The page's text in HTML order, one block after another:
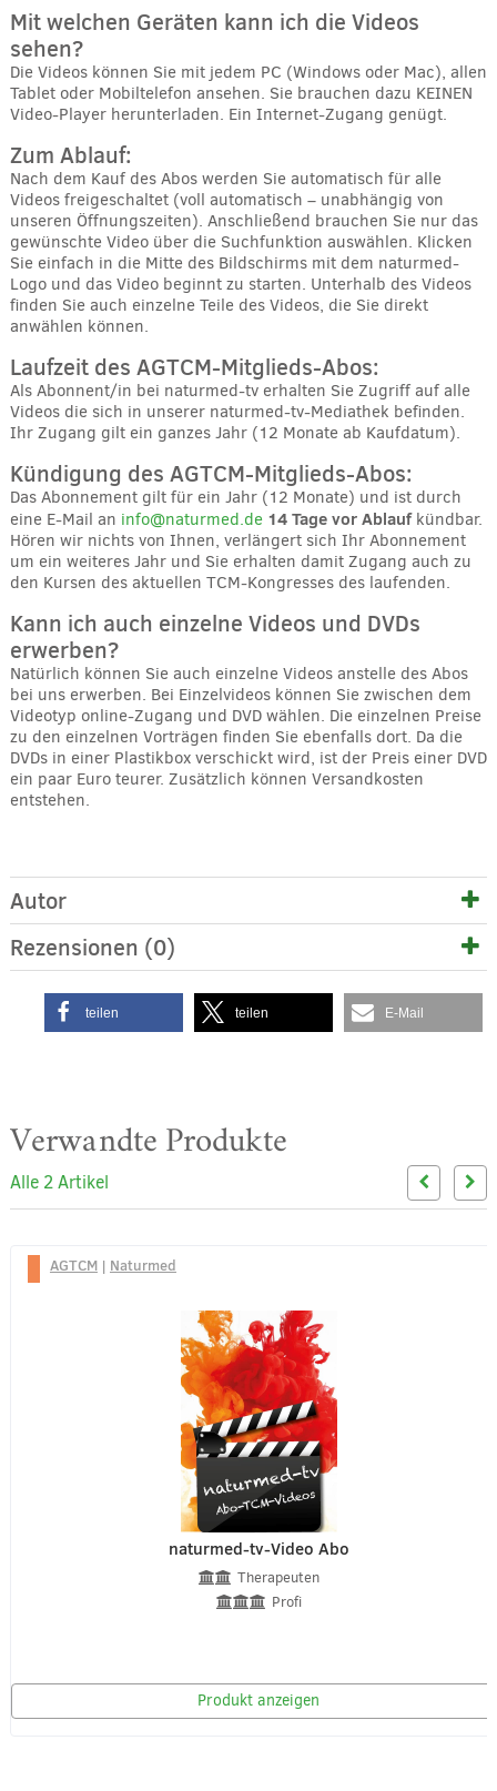
Mit welchen Geräten kann ich die Videos
sehen?
Die Videos können Sie mit jedem PC (Windows oder Mac), allen
Tablet oder Mobiltelefon ansehen. Sie brauchen dazu KEINEN
Video-Player herunterladen. Ein Internet-Zugang genügt.
Zum Ablauf:
Nach dem Kauf des Abos werden Sie automatisch für alle
Videos freigeschaltet (voll automatisch – unabhängig von
unseren Öffnungszeiten). Anschließend brauchen Sie nur das
gewünschte Video über die Suchfunktion auswählen. Klicken
Sie einfach in die Mitte des Bildschirms mit dem naturmed-
Logo und das Video beginnt zu starten. Unterhalb des Videos
finden Sie auch einzelne Teile des Videos, die Sie direkt
anwählen können.
Laufzeit des AGTCM-Mitglieds-Abos:
Als Abonnent/in bei naturmed-tv erhalten Sie Zugriff auf alle
Videos die sich in unserer naturmed-tv-Mediathek befinden.
Ihr Zugang gilt ein ganzes Jahr (12 Monate ab Kaufdatum).
Kündigung des AGTCM-Mitglieds-Abos:
Das Abonnement gilt für ein Jahr (12 Monate) und ist durch
eine E-Mail an info@naturmed.de 14 Tage vor Ablaufkündbar.
Hören wir nichts von Ihnen, verlängert sich Ihr Abonnement
um ein weiteres Jahr und Sie erhalten damit Zugang auch zu
den Kursen des aktuellen TCM-Kongresses des laufenden.
Kann ich auch einzelne Videos und DVDs
erwerben?
Natürlich können Sie auch einzelne Videos anstelle des Abos
bei uns erwerben. Bei Einzelvideos können Sie zwischen dem
Videotyp online-Zugang und DVD wählen. Die einzelnen Preise
zu den einzelnen Vorträgen finden Sie ebenfalls dort. Da die
DVDs in einer Plastikbox verschickt wird, ist der Preis einer DVD
ein paar Euro teurer. Zusätzlich können Versandkosten
entstehen.
Autor
Rezensionen (0)
teilen teilen E-Mail
Verwandte Produkte
Alle 2 Artikel
AGTCM| Naturmed
naturmed-tv-Video Abo
Therapeuten
Profi
Produkt anzeigen